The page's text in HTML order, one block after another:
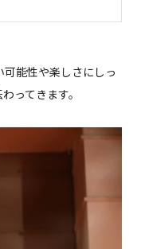
能性や楽しさにしっ
ってきます。